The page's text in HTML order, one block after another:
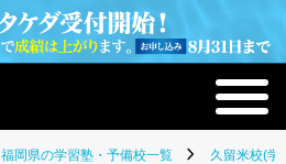
福岡県の学習塾・予備校一覧 久留米校(学